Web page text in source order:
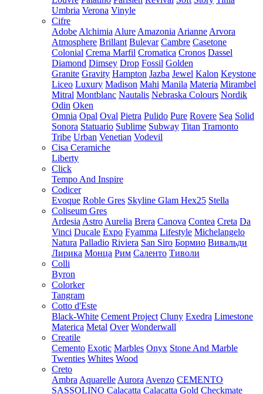
Umbria Verona Vinyle
Cifre
Adobe Alchimia Alure Amazonia Arianne Arvora
Atmosphere Brillant Bulevar Cambre Casetone
Colonial Crema Marfil Cromatica Cronos Dassel
Diamond Dimsey Drop Fossil Golden
Granite Gravity Hampton Jazba Jewel Kalon Keystone
Liceo Luxury Madison Mahi Manila Materia Mirambel
Mitral Montblanc Nautalis Nebraska Colours Nordik
Odin Oken
Omnia Opal Oval Pietra Pulido Pure Rovere Sea Solid
Sonora Statuario Sublime Subway Titan Tramonto
Tribe Urban Venetian Vodevil
Cisa Ceramiche
Liberty
Click
Tempo And Inspire
Codicer
Evoque Roble Gres Skyline Glam Hex25 Stella
Coliseum Gres
Ardesia Astro Aurelia Brera Canova Contea Creta Da
Vinci Ducale Expo Fyamma Lifestyle Michelangelo
Natura Palladio Riviera San Siro Бормио Вивальди
Лирика Монца Рим Саленто Тиволи
Colli
Byron
Colorker
Tangram
Cotto d'Este
Black-White Cement Project Cluny Exedra Limestone
Materica Metal Over Wonderwall
Creatile
Cemento Exotic Marbles Onyx Stone And Marble
Twenties Whites Wood
Creto
Ambra Aquarelle Aurora Avenzo CEMENTO
SASSOLINO Calacatta Calacatta Gold Checkmate